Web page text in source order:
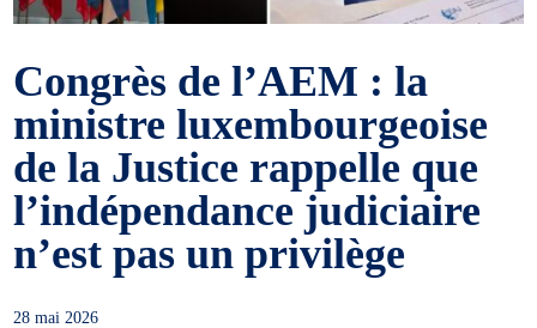
Congrès de l’AEM : la
ministre luxembourgeoise
de la Justice rappelle que
l’indépendance judiciaire
n’est pas un privilège
28 mai 2026